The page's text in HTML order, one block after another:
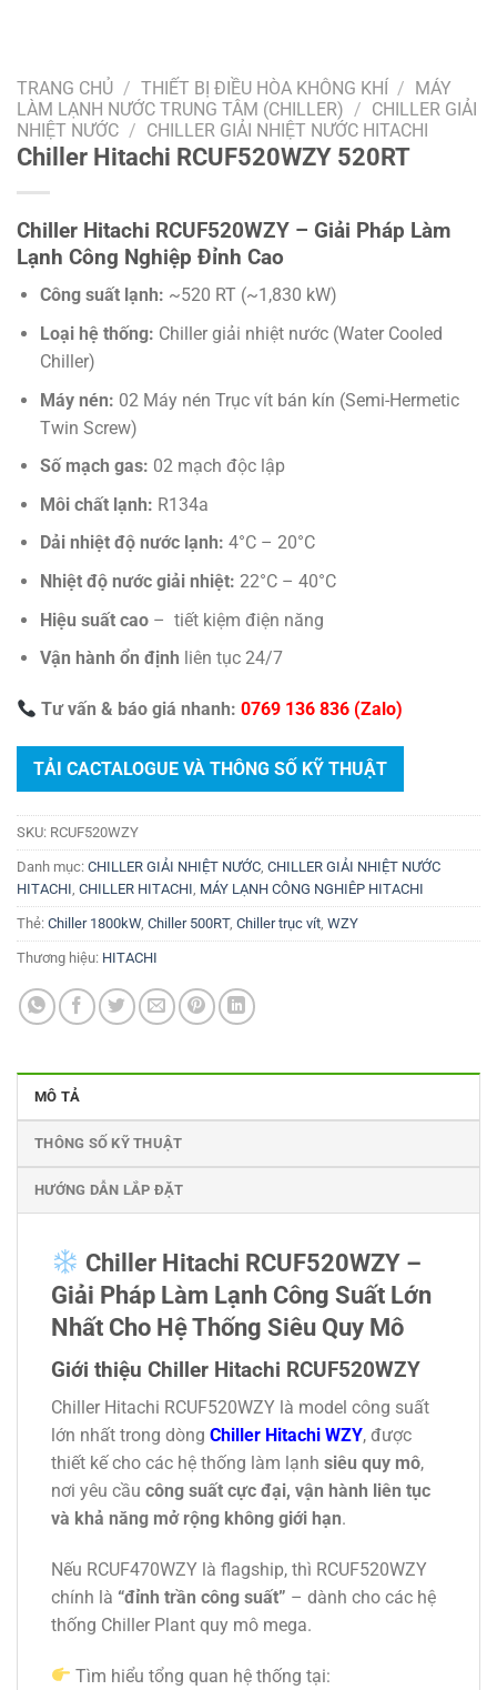
TRANG CHỦ / THIẾT BỊ ĐIỀU HÒA KHÔNG KHÍ / MÁY
LÀM LẠNH NƯỚC TRUNG TÂM (CHILLER) / CHILLER GIẢI
NHIỆT NƯỚC / CHILLER GIẢI NHIỆT NƯỚC HITACHI
Chiller Hitachi RCUF520WZY 520RT
Chiller Hitachi RCUF520WZY – Giải Pháp Làm
Lạnh Công Nghiệp Đỉnh Cao
Công suất lạnh: ~520 RT (~1,830 kW)
Loại hệ thống: Chiller giải nhiệt nước (Water Cooled
Chiller)
Máy nén: 02 Máy nén Trục vít bán kín (Semi-Hermetic
Twin Screw)
Số mạch gas: 02 mạch độc lập
Môi chất lạnh: R134a
Dải nhiệt độ nước lạnh: 4°C – 20°C
Nhiệt độ nước giải nhiệt: 22°C – 40°C
Hiệu suất cao– tiết kiệm điện năng
Vận hành ổn định liên tục 24/7
Tư vấn & báo giá nhanh:0769 136 836 (Zalo)
TẢI CACTALOGUE VÀ THÔNG SỐ KỸ THUẬT
SKU: RCUF520WZY
Danh mục: CHILLER GIẢI NHIỆT NƯỚC CHILLER GIẢI NHIỆT NƯỚC
HITACHI CHILLER HITACHI MÁY LẠNH CÔNG NGHIÊP HITACHI
Thẻ: Chiller 1800kW, Chiller 500RT, Chiller trục vít WZY
Thương hiệu: HITACHI
MÔ TẢ
THÔNG SỐ KỸ THUẬT
HƯỚNG DẪN LẮP ĐẶT
Chiller Hitachi RCUF520WZY –
Giải Pháp Làm Lạnh Công Suất Lớn
Nhất Cho Hệ Thống Siêu Quy Mô
Giới thiệu Chiller Hitachi RCUF520WZY
Chiller Hitachi RCUF520WZY là model công suất
lớn nhất trong dòng Chiller Hitachi WZY, được
thiết kế cho các hệ thống làm lạnh siêu quy mô,
nơi yêu cầu công suất cực đại, vận hành liên tục
và khả năng mở rộng không giới hạn.
Nếu RCUF470WZY là flagship, thì RCUF520WZY
chính là “đỉnh trần công suất” – dành cho các hệ
thống Chiller Plant quy mô mega.
Tìm hiểu tổng quan hệ thống tại: